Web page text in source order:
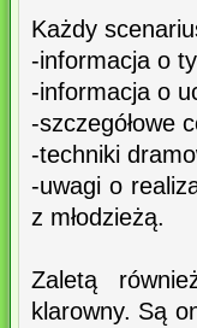
Każdy
-informacja o
-informacja o
-szczegółowe
-techniki
-uwagi o
z młodzieżą.
Zaletą
klarowny. Są